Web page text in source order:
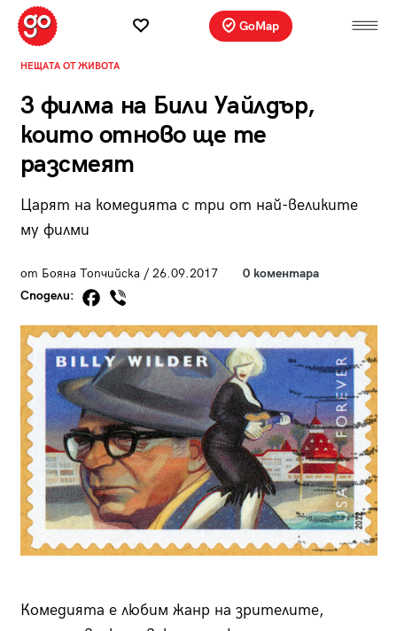
GoMap
НЕЩАТА ОТ ЖИВОТА
3 филма на Били Уайлдър,
които отново ще те
разсмеят
Царят на комедията с три от най-великите
му филми
от Бояна Топчийска / 26.09.2017
0 коментара
Сподели:
Комедията е любим жанр на зрителите,